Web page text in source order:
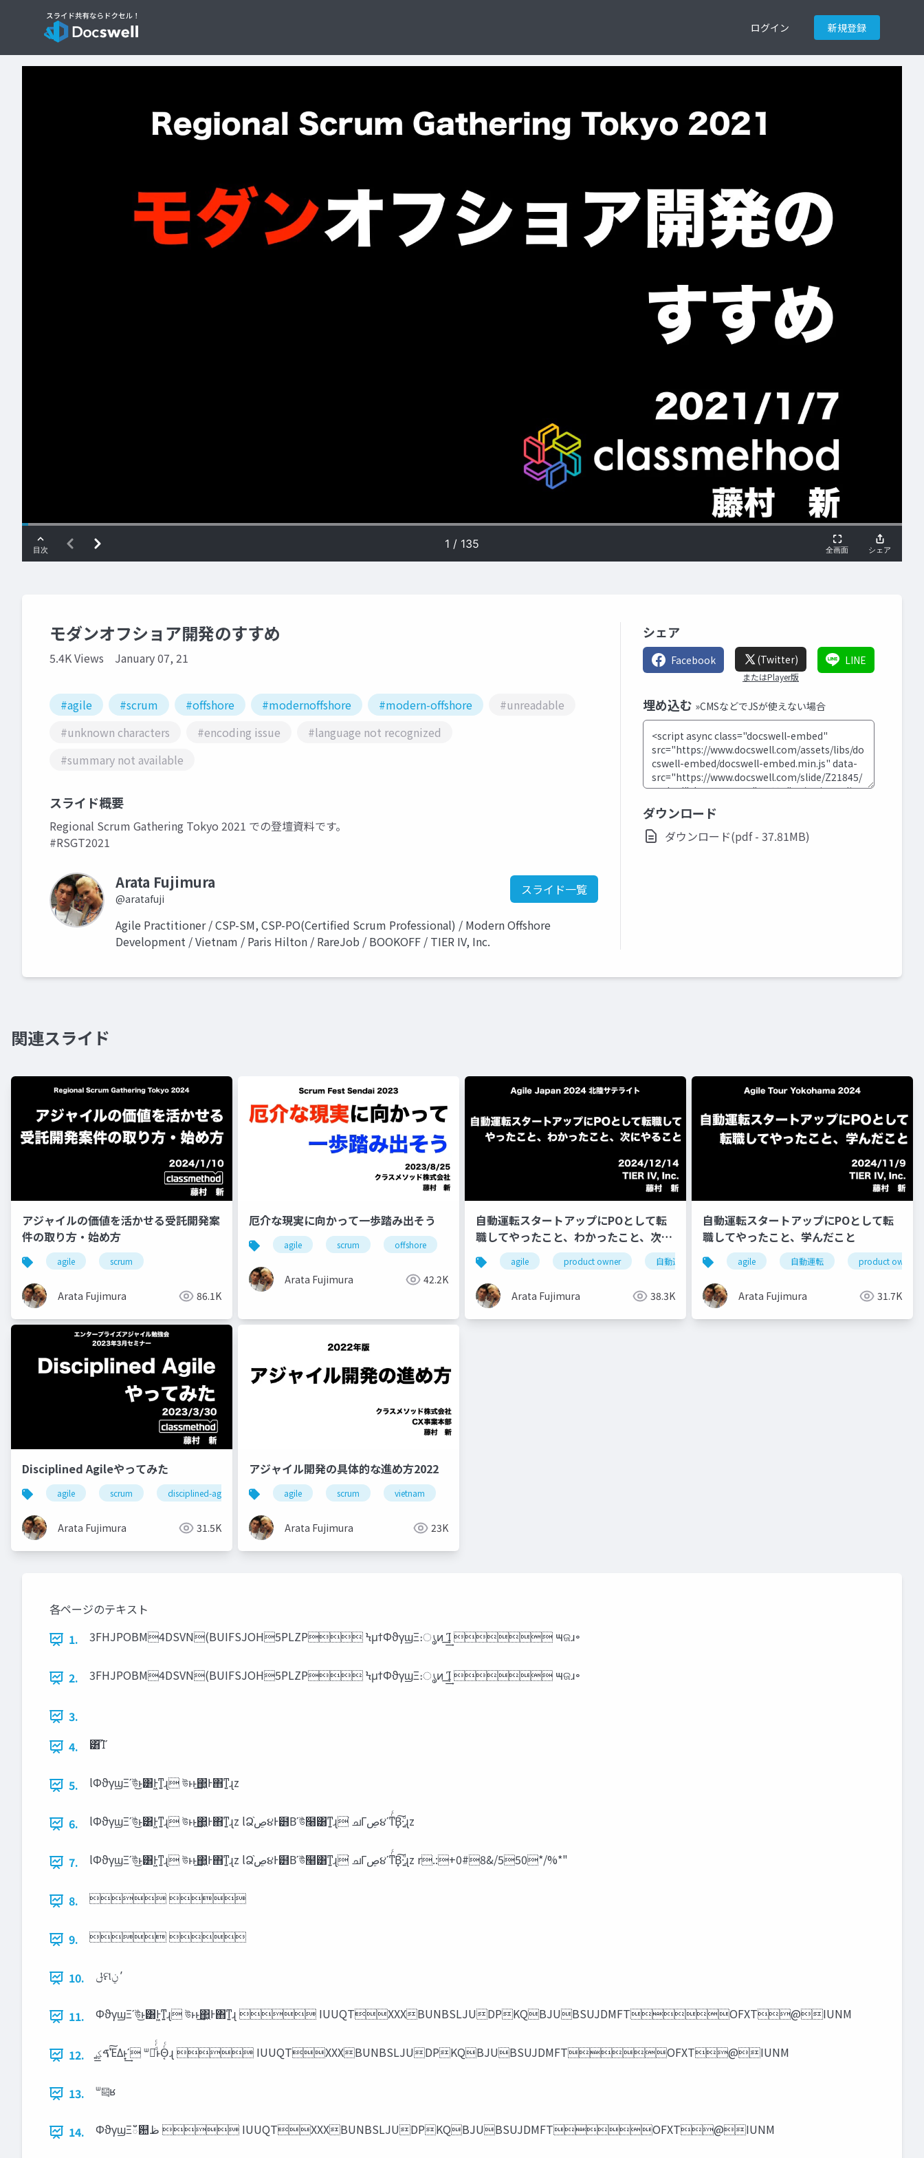
ログイン 新規登録
モダンオフショア開発のすすめ
5.4K Views January 07, 21
#agile #scrum #offshore #modernoffshore #modern-offshore
#unreadable
#unknown characters
#encoding issue
#language not recognized
#summary not available
スライド概要
Regional Scrum Gathering Tokyo 2021 での登壇資料です。
#RSGT2021
Arata Fujimura
@aratafuji
スライド一覧
Agile Practitioner / CSP-SM, CSP-PO(Certified Scrum Professional) / Modern Offshore
Development / Vietnam / Paris Hilton / RareJob / BOOKOFF / TIER IV, Inc.
シェア
Facebook (Twitter)
またはPlayer版
LINE
埋め込む »CMSなどでJSが使えない場合
ダウンロード
ダウンロード(pdf - 37.81MB)
関連スライド
アジャイルの価値を活かせる受託開発案
件の取り方・始め方
agile scrum
Arata Fujimura 86.1K
厄介な現実に向かって一歩踏み出そう
agile scrum offshore vietnam
Arata Fujimura 42.2K
自動運転スタートアップにPOとして転
職してやったこと、わかったこと、次に
やることagile product owner 自動運転
Arata Fujimura 38.3K
自動運転スタートアップにPOとして転
職してやったこと、学んだこと
agile 自動運転 product owner
Arata Fujimura 31.7K
Disciplined Agileやってみた
agile scrum disciplined-agile
Arata Fujimura 31.5K
アジャイル開発の具体的な進め方2022
agile scrum vietnam
Arata Fujimura 23K
各ページのテキスト
1.
3FHJPOBM4DSVN(BUIFSJOH5PLZP ϞμϯΦϑγϣΞ։ൃͷ ͢͢Ί  ౻ଜɹ৽
2. 3FHJPOBM4DSVN(BUIFSJOH5PLZP ϞμϯΦϑγϣΞ։ൃͷ ͢͢Ί  ౻ଜɹ৽
3.
4.
͸͡Ίʹ
5. lΦϑγϣΞʹউͭ͜ͱ͸Ͱ͖ͳ͍ɻ উͱ͏ͱ͢΂͖Ͱ΋ͳ͍ɻz
6. lΦϑγϣΞʹউͭ͜ͱ͸Ͱ͖ͳ͍ɻ উͱ͏ͱ͢΂͖Ͱ΋ͳ͍ɻz lՁ֨‫ڝ‬૪Ͱ๻Βʹউͪ໨͸ͳ͍ɻ ҆ചΓ‫ڝ‬૪ʹͳͬͨΒ͓͠·͍ͩɻz
7. lΦϑγϣΞʹউͭ͜ͱ͸Ͱ͖ͳ͍ɻ উͱ͏ͱ͢΂͖Ͱ΋ͳ͍ɻz lՁ֨‫ڝ‬૪Ͱ๻Βʹউͪ໨͸ͳ͍ɻ ҆ചΓ‫ڝ‬૪ʹͳͬͨΒ͓͠·͍ͩɻz r.:+0#8&/550*/%*"
8.  
9.  
10.
11. ΦϑγϣΞʹউͭ͜ͱ͸Ͱ͖ͳ͍ɻ উͱ͏ͱ͢΂͖Ͱ΋ͳ͍ɻ  IUUQTXXXBUNBSLJUDPKQBJUBSUJDMFTOFXT@IUNM
12. ͍͟‫ͯ͠ࠃؼ‬ΈΔͱ͙͢ʹ ᐜ༕ͩͬͨͱΘ͔ͬͨɻ  IUUQTXXXBUNBSLJUDPKQBJUBSUJDMFTOFXT@IUNM
13. ᐜ༕ʁ
14. ΦϑγϣΞఀ଺‫ظ‬  IUUQTXXXBUNBSLJUDPKQBJUBSUJDMFTOFXT@IUNM